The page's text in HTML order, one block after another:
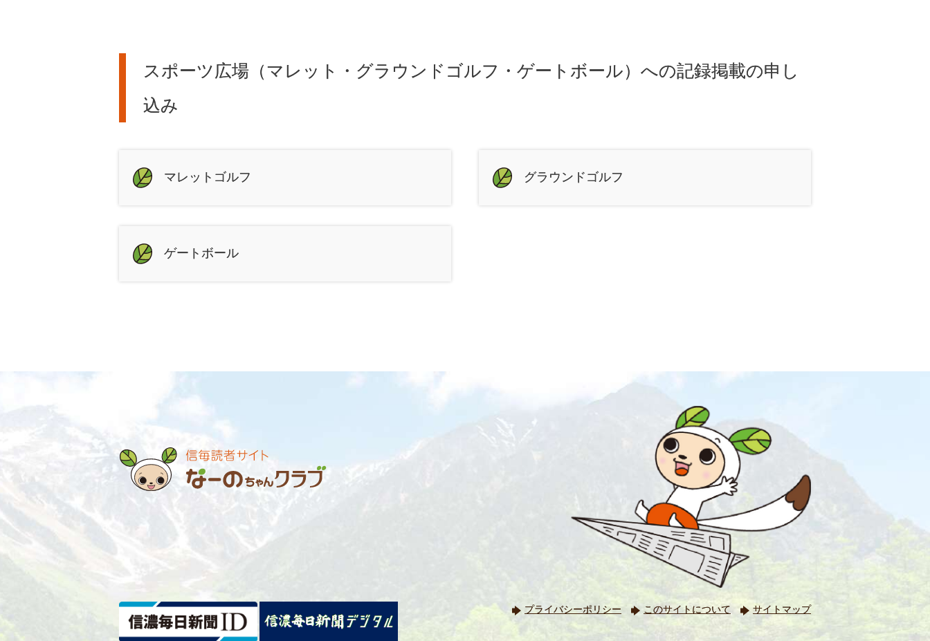
スポーツ広場（マレット・グラウンドゴルフ・ゲートボール）への記録掲載の申し
込み
マレットゴルフ グラウンドゴルフ
ゲートボール
プライバシーポリシー このサイトについて サイトマップ